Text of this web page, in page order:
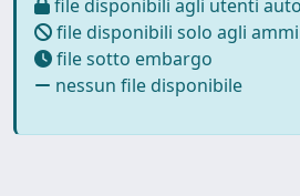
file disponibili agli utenti
file disponibili solo agli
file sotto embargo
nessun file disponibile